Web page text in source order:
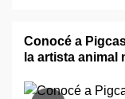
Conocé a
la artista animal